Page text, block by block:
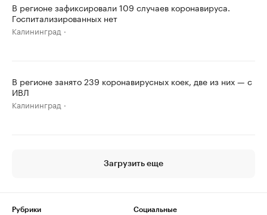
В регионе зафиксировали 109 случаев коронавируса.
Госпитализированных нет
Калининград
В регионе занято 239 коронавирусных коек, две из них — с
ИВЛ
Калининград
Загрузить еще
Рубрики
Социальные